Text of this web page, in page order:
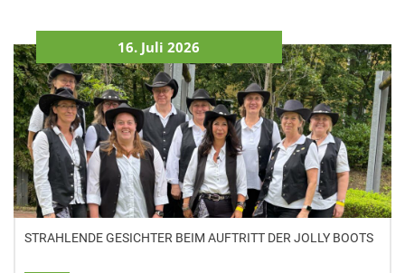
16. Juli 2026
STRAHLENDE GESICHTER BEIM AUFTRITT DER JOLLY BOOTS